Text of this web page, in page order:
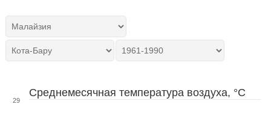
Среднемесячная температура воздуха, °C
29